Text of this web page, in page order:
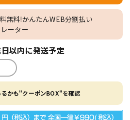
無料!かんたんWEB分割払い
レーター
以内に発送予定
かも"クーポンBOX"を確認